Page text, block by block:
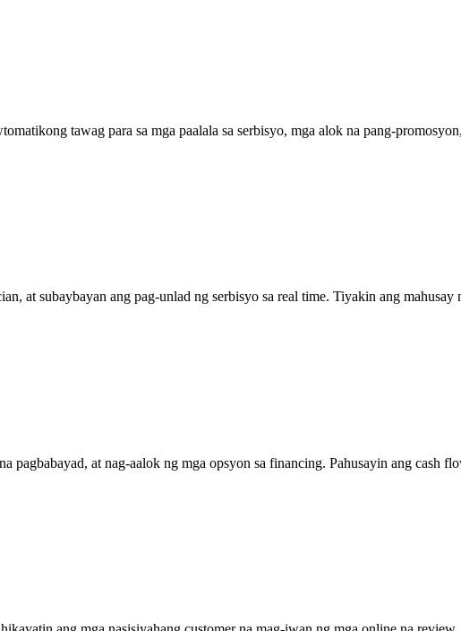
tawag para sa mga paalala sa serbisyo, mga alok na pang-
at subaybayan ang pag-unlad ng serbisyo sa real time. Tiyakin ang
at nag-aalok ng mga opsyon sa financing. Pahusayin ang cash